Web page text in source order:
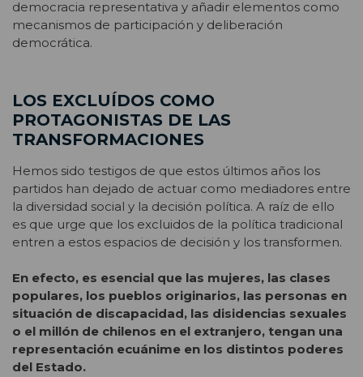
democracia representativa y añadir elementos como
mecanismos de participación y deliberación
democrática.
LOS EXCLUÍDOS COMO
PROTAGONISTAS DE LAS
TRANSFORMACIONES
Hemos sido testigos de que estos últimos años los
partidos han dejado de actuar como mediadores entre
la diversidad social y la decisión política. A raíz de ello
es que urge que los excluidos de la política tradicional
entren a estos espacios de decisión y los transformen.
En efecto, es esencial que las mujeres, las clases
populares, los pueblos originarios, las personas en
situación de discapacidad, las disidencias sexuales
o el millón de chilenos en el extranjero, tengan una
representación ecuánime en los distintos poderes
del Estado.